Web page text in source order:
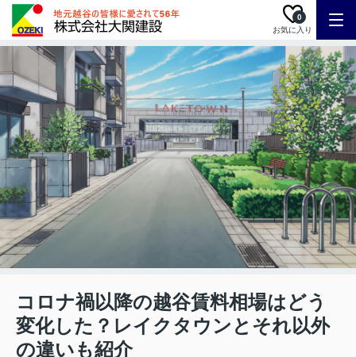
お気に入り
0
コロナ禍以降の越谷賃料相場はどう
変化した？レイクタウンとそれ以外
の違いも紹介